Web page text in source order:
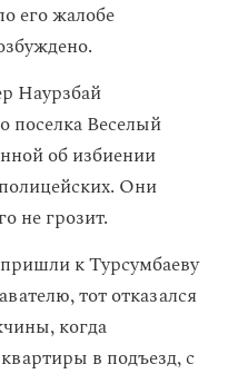
его жалобе
Наурзбай
поселка Веселый
об избиении
Они
не грозит.
к Турсумбаеву
тот отказался
когда
в подъезд, с